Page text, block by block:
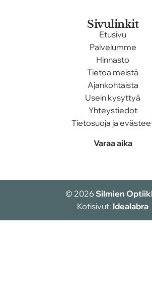
Sivulinkit
Etusivu
Palvelumme
Hinnasto
Tietoa meistä
Ajankohtaista
Usein kysyttyä
Yhteystiedot
Tietosuoja ja
Varaa aika
© 2026 Silmien
Kotisivut: Idealabra